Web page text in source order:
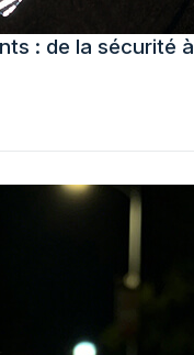
: de la sécurité à